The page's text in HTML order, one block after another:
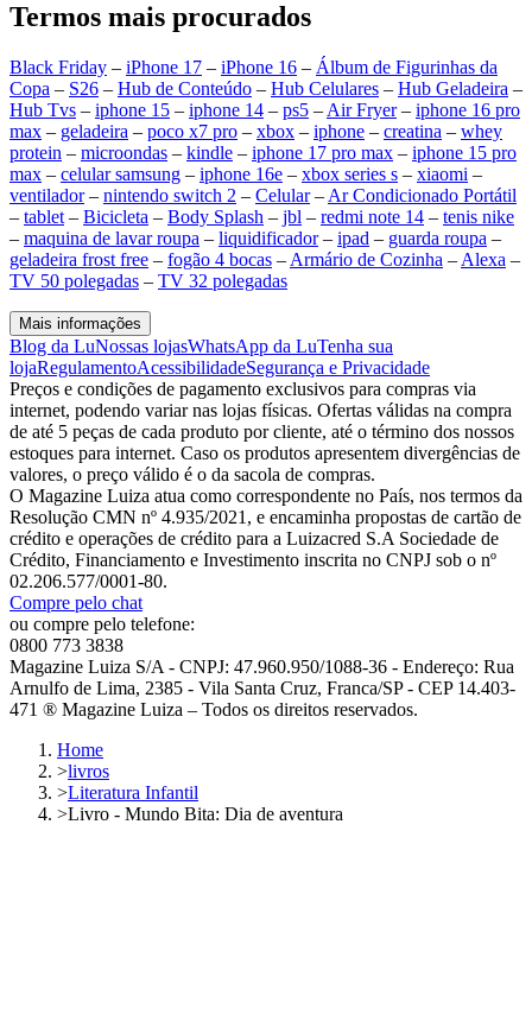
Termos mais procurados
Black Friday – iPhone 17 – iPhone 16 – Álbum de Figurinhas da
Copa – S26 – Hub de Conteúdo – Hub Celulares – Hub Geladeira –
Hub Tvs – iphone 15 – iphone 14 – ps5 – Air Fryer– iphone 16 pro
max – geladeira – poco x7 pro – xbox – iphone – creatina – whey
protein – microondas – kindle – iphone 17 pro max – iphone 15 pro
max – celular samsung – iphone 16e – xbox series s – xiaomi –
ventilador– nintendo switch 2 – Celular– Ar Condicionado Portátil
– tablet – Bicicleta – Body Splash – jbl – redmi note 14 – tenis nike
– maquina de lavar roupa – liquidificador– ipad – guarda roupa –
geladeira frost free – fogão 4 bocas – Armário de Cozinha – Alexa –
TV 50 polegadas – TV 32 polegadas
Mais informações
Blog da LuNossas lojasWhatsApp da LuTenha sua
lojaRegulamentoAcessibilidadeSegurança e Privacidade
Preços e condições de pagamento exclusivos para compras via
internet, podendo variar nas lojas físicas. Ofertas válidas na compra
de até 5 peças de cada produto por cliente, até o término dos nossos
estoques para internet. Caso os produtos apresentem divergências de
valores, o preço válido é o da sacola de compras.
O Magazine Luiza atua como correspondente no País, nos termos da
Resolução CMN nº 4.935/2021, e encaminha propostas de cartão de
crédito e operações de crédito para a Luizacred S.A Sociedade de
Crédito, Financiamento e Investimento inscrita no CNPJ sob o nº
02.206.577/0001-80.
Compre pelo chat
ou compre pelo telefone:
0800 773 3838
Magazine Luiza S/A - CNPJ: 47.960.950/1088-36 - Endereço: Rua
Arnulfo de Lima, 2385 - Vila Santa Cruz, Franca/SP - CEP 14.403-
471 ® Magazine Luiza – Todos os direitos reservados.
Home
>livros
>Literatura Infantil
>Livro - Mundo Bita: Dia de aventura